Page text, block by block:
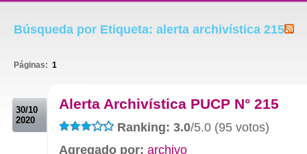
Búsqueda por Etiqueta: alerta archivística 215
Páginas: 1
30/10
2020
Alerta Archivística PUCP N° 215
Ranking: 3.0/5.0 (95 votos)
Agregado por: archivo